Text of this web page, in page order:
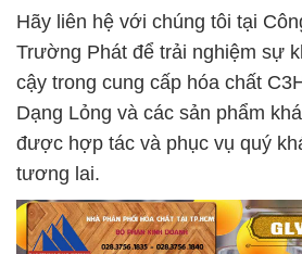
Hãy liên hệ với chúng tôi tại
Trường Phát để trải nghiệm sự
cậy trong cung cấp hóa chất
Dạng Lỏng và các sản phẩm
được hợp tác và phục vụ quý
tương lai.